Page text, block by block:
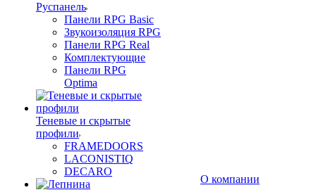
Руспанель
Панели RPG Basic
Звукоизоляция RPG
Панели RPG Real
Комплектующие
Панели RPG
Optima
Теневые и скрытые
профили
FRAMEDOORS
LACONISTIQ
DECARO
О компании